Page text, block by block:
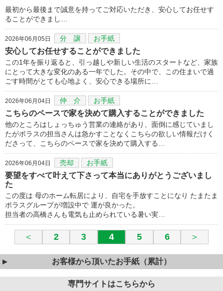
最初から最後まで誠意を持ってご対応いただき、安心してお任せす
ることができまし…
2026年06月05日 分 譲 お手紙
安心してお任せすることができました
この1年を振り返ると、引っ越しや新しい生活のスタートなど、家族
にとって大きな変化のある一年でした。その中で、この住まいで過
ごす時間がとても心地よく、安心できる場所に…
2026年06月04日 仲 介 お手紙
こちらのペースで家を決めて購入することができました
他のところはしょっちゅう営業の連絡があり、面倒に感じていまし
たがポラスの担当さんは急かすことなくこちらの欲しい情報だけく
ださって、こちらのペースで家を決めて購入する…
2026年06月04日 売却 お手紙
要望をすべて叶えて下さって本当にありがとうございまし
た
この度は 母のホーム転居により、自宅を手放すことになり たまたま
ポラスグループが増設中で 運が良かった。
担当者の高橋さんも電気も止められている暑い実…
＜ 2 3 4 5 6 ＞
お客様から頂いたお手紙（累計）
専門サイトはこちらから